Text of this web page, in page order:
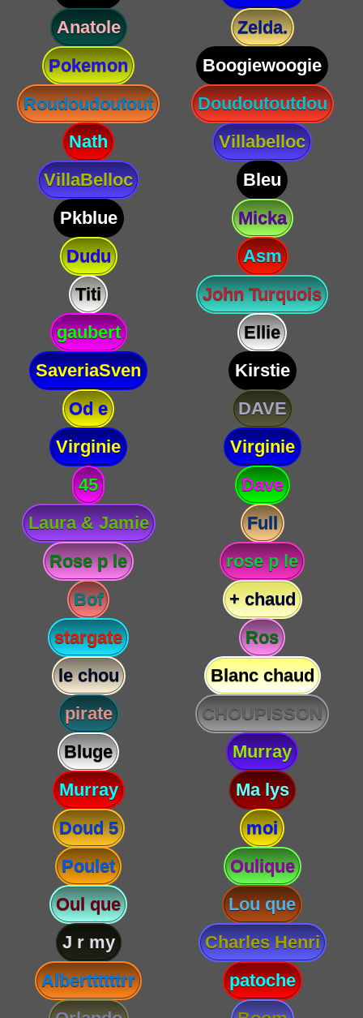
Anatole
Zelda.
Pokemon
Boogiewoogie
Roudoudoutout
Doudoutoutdou
Nath
Villabelloc
VillaBelloc
Bleu
Pkblue
Micka
Dudu
Asm
Titi
John Turquois
gaubert
Ellie
SaveriaSven
Kirstie
Od e
DAVE
Virginie
Virginie
45
Dave
Laura & Jamie
Full
Rose p le
rose p le
Bof
+ chaud
stargate
Ros
le chou
Blanc chaud
pirate
CHOUPISSON
Bluge
Murray
Murray
Ma lys
Doud 5
moi
Poulet
Oulique
Oul que
Lou que
J r my
Charles Henri
Alberttttttrr
patoche